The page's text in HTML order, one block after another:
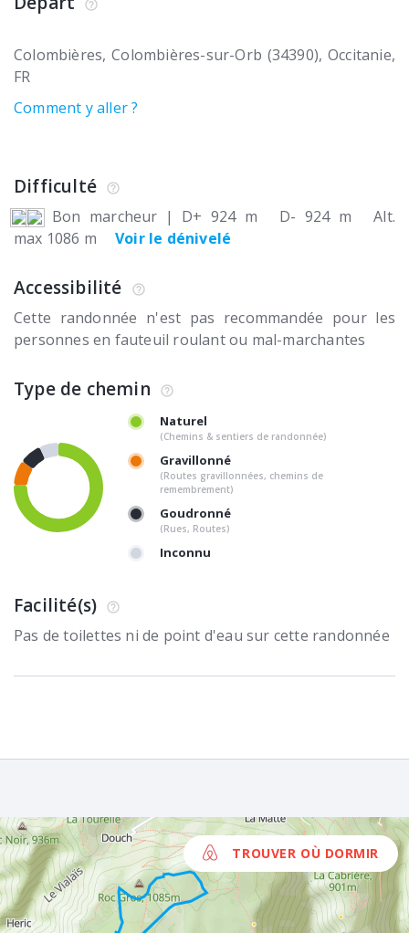
Colombières Colombières-sur-Orb (34390) Occitanie
FR
Comment y aller ?
Difficulté
Bon marcheur | D+ 924 m D- 924 m
Alt.
max 1086 m
Voir le dénivelé
Accessibilité
Cette randonnée n'est pas recommandée pour les
personnes en fauteuil roulant ou mal-marchantes
Type de chemin
Naturel
(Chemins & sentiers de randonnée)
Gravillonné
(Routes gravillonnées, chemins de
remembrement)
Goudronné
(Rues, Routes)
Inconnu
Facilité(s)
Pas de toilettes ni de point d'eau sur cette randonnée
TROUVER OÙ DORMIR